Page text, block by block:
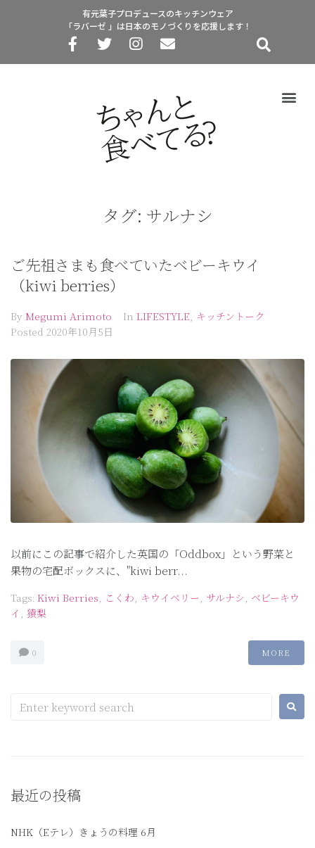
有元葉子プロデュースのキッチンウェア
「ラバーゼ 」は日本のモノづくりを応援します！
タグ: サルナシ
ご先祖さまも食べていたベビーキウイ
（kiwi berries）
By Megumi Arimoto In LIFESTYLE, キッチントーク
Posted 2020年10月5日
以前にこの記事で紹介した英国の「Oddbox」という野菜と
果物の宅配ボックスに、"kiwi berr...
Tags: Kiwi Berries こくわ キウイベリー サルナシ ベビーキウ
イ
猿梨
0 MORE
最近の投稿
NHK（Eテレ）きょうの料理 6月